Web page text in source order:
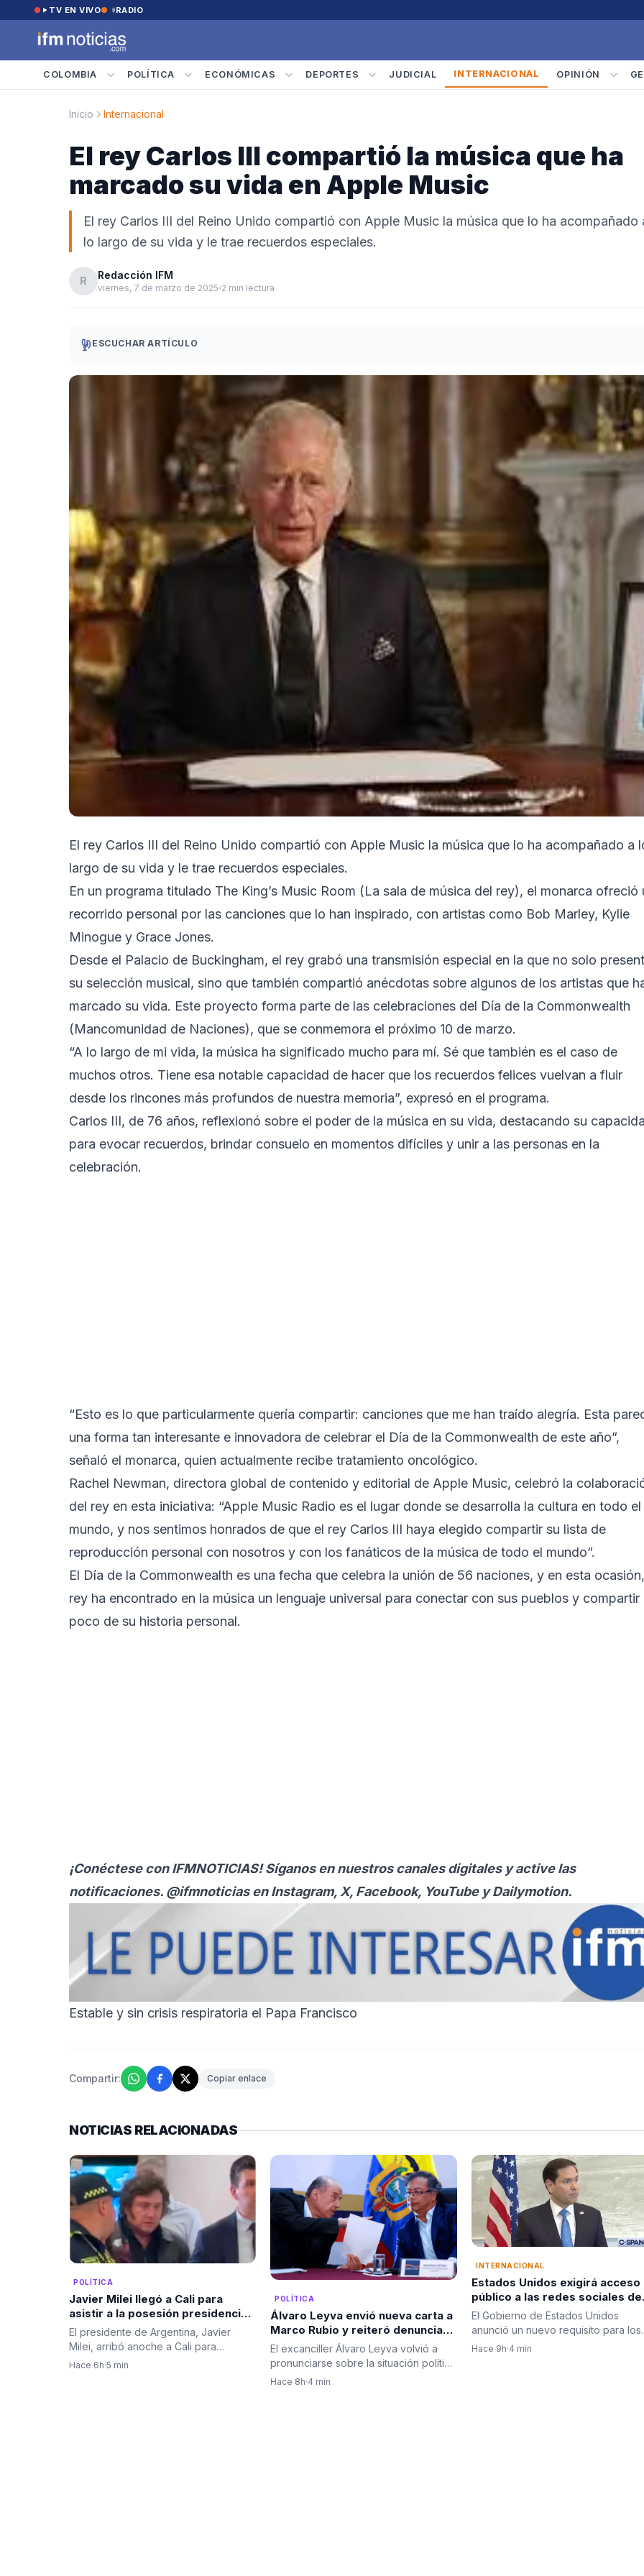
Saltar al contenido
TV EN VIVO RADIO
COLOMBIA POLÍTICA ECONÓMICAS DEPORTES JUDICIAL INTERNACIONAL OPINIÓN
Inicio Internacional
El rey Carlos III compartió la música que ha
marcado su vida en Apple Music
El rey Carlos III del Reino Unido compartió con Apple Music la música que lo ha acompañado
lo largo de su vida y le trae recuerdos especiales.
R Redacción IFM
viernes, 7 de marzo de 2025 2 min lectura
ESCUCHAR ARTÍCULO
El rey Carlos III del Reino Unido compartió con Apple Music la música que lo ha acompañado a
largo de su vida y le trae recuerdos especiales.
En un programa titulado The King’s Music Room (La sala de música del rey), el monarca ofreció
recorrido personal por las canciones que lo han inspirado, con artistas como Bob Marley, Kylie
Minogue y Grace Jones.
Desde el Palacio de Buckingham, el rey grabó una transmisión especial en la que no solo
su selección musical, sino que también compartió anécdotas sobre algunos de los artistas que
marcado su vida. Este proyecto forma parte de las celebraciones del Día de la Commonwealth
(Mancomunidad de Naciones), que se conmemora el próximo 10 de marzo.
“A lo largo de mi vida, la música ha significado mucho para mí. Sé que también es el caso de
muchos otros. Tiene esa notable capacidad de hacer que los recuerdos felices vuelvan a fluir
desde los rincones más profundos de nuestra memoria”, expresó en el programa.
Carlos III, de 76 años, reflexionó sobre el poder de la música en su vida, destacando su
para evocar recuerdos, brindar consuelo en momentos difíciles y unir a las personas en la
celebración.
“Esto es lo que particularmente quería compartir: canciones que me han traído alegría. Esta
una forma tan interesante e innovadora de celebrar el Día de la Commonwealth de este año”,
señaló el monarca, quien actualmente recibe tratamiento oncológico.
Rachel Newman, directora global de contenido y editorial de Apple Music, celebró la
del rey en esta iniciativa: “Apple Music Radio es el lugar donde se desarrolla la cultura en todo el
mundo, y nos sentimos honrados de que el rey Carlos III haya elegido compartir su lista de
reproducción personal con nosotros y con los fanáticos de la música de todo el mundo”.
El Día de la Commonwealth es una fecha que celebra la unión de 56 naciones, y en esta
rey ha encontrado en la música un lenguaje universal para conectar con sus pueblos y compartir
poco de su historia personal.
¡Conéctese conIFMNOTICIAS! Síganos en nuestros canales digitales y active las
notificaciones. @ifmnoticias en Instagram, X, Facebook, YouTube y Dailymotion.
Estable y sin crisis respiratoria el Papa Francisco
Compartir: Copiar enlace
NOTICIAS RELACIONADAS
POLÍTICA
Javier Milei llegó a Cali para
asistir a la posesión presidencial
de Abelardo De La Espriella
El presidente de Argentina, Javier
Milei, arribó anoche a Cali para
participar en la ceremonia de…
Hace 6h·5 min
POLÍTICA
Álvaro Leyva envió nueva carta a
Marco Rubio y reiteró denuncias
contra Gustavo Petro ante
autoridades de Estados Unidos
El excanciller Álvaro Leyva volvió a
pronunciarse sobre la situación política
colombiana al enviar…
Hace 8h·4 min
INTERNACIONAL
Estados Unidos exigirá acceso
público a las redes sociales de
quienes soliciten visa
El Gobierno de Estados Unidos
anunció un nuevo requisito para los
extranjeros que soliciten una…
Hace 9h·4 min